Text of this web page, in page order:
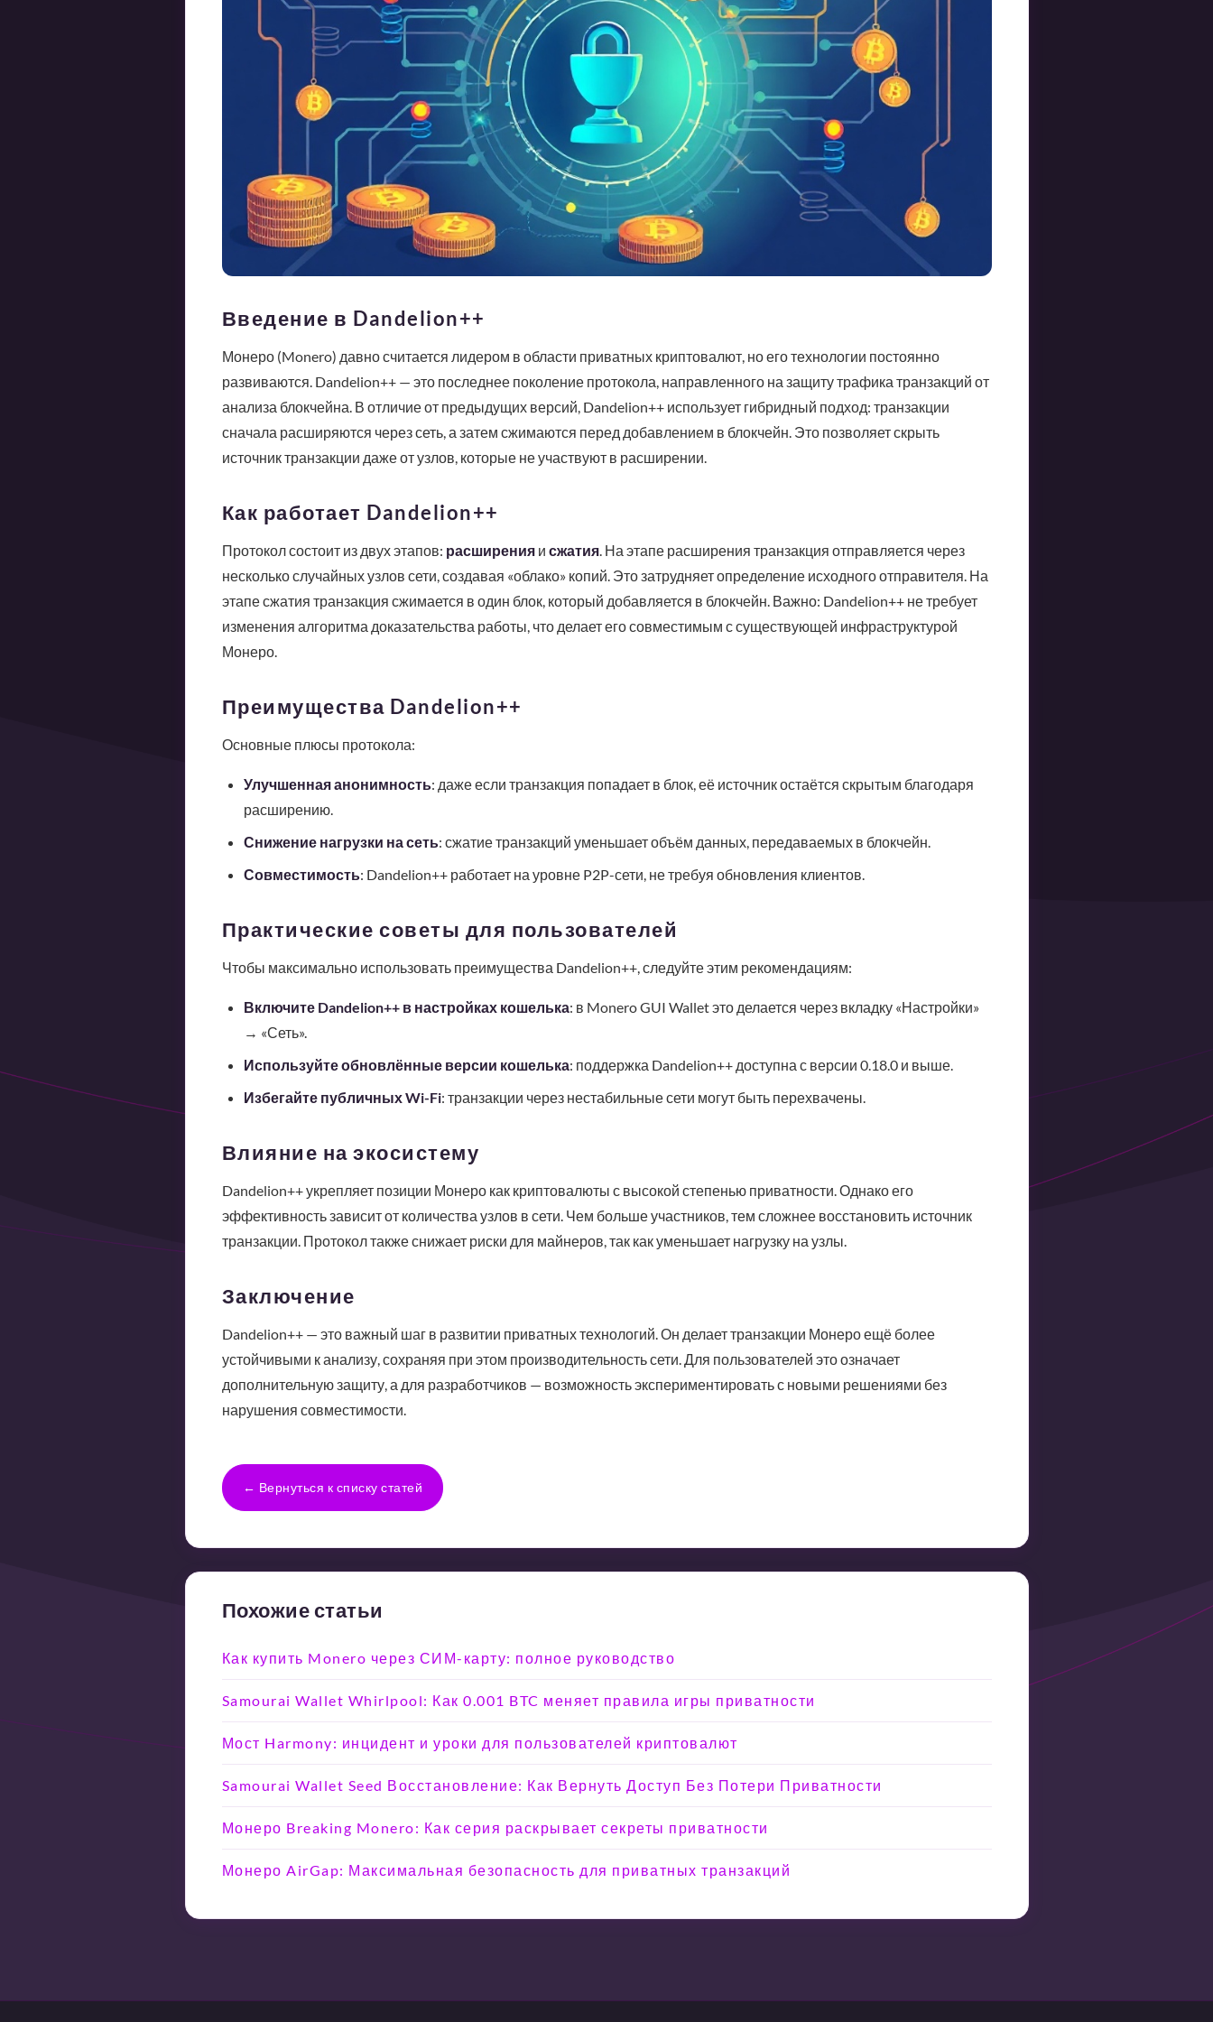
Введение в Dandelion++
Монеро (Monero) давно считается лидером в области приватных криптовалют, но его технологии постоянно
развиваются. Dandelion++ — это последнее поколение протокола, направленного на защиту трафика транзакций от
анализа блокчейна. В отличие от предыдущих версий, Dandelion++ использует гибридный подход: транзакции
сначала расширяются через сеть, а затем сжимаются перед добавлением в блокчейн. Это позволяет скрыть
источник транзакции даже от узлов, которые не участвуют в расширении.
Как работает Dandelion++
Протокол состоит из двух этапов: расширенияи сжатия. На этапе расширения транзакция отправляется через
несколько случайных узлов сети, создавая «облако» копий. Это затрудняет определение исходного отправителя. На
этапе сжатия транзакция сжимается в один блок, который добавляется в блокчейн. Важно: Dandelion++ не требует
изменения алгоритма доказательства работы, что делает его совместимым с существующей инфраструктурой
Монеро.
Преимущества Dandelion++
Основные плюсы протокола:
Улучшенная анонимность: даже если транзакция попадает в блок, её источник остаётся скрытым благодаря
расширению.
Снижение нагрузки на сеть: сжатие транзакций уменьшает объём данных, передаваемых в блокчейн.
Совместимость: Dandelion++ работает на уровне P2P-сети, не требуя обновления клиентов.
Практические советы для пользователей
Чтобы максимально использовать преимущества Dandelion++, следуйте этим рекомендациям:
Включите Dandelion++ в настройках кошелька: в Monero GUI Wallet это делается через вкладку «Настройки»
→ «Сеть».
Используйте обновлённые версии кошелька: поддержка Dandelion++ доступна с версии 0.18.0 и выше.
Избегайте публичных Wi-Fi: транзакции через нестабильные сети могут быть перехвачены.
Влияние на экосистему
Dandelion++ укрепляет позиции Монеро как криптовалюты с высокой степенью приватности. Однако его
эффективность зависит от количества узлов в сети. Чем больше участников, тем сложнее восстановить источник
транзакции. Протокол также снижает риски для майнеров, так как уменьшает нагрузку на узлы.
Заключение
Dandelion++ — это важный шаг в развитии приватных технологий. Он делает транзакции Монеро ещё более
устойчивыми к анализу, сохраняя при этом производительность сети. Для пользователей это означает
дополнительную защиту, а для разработчиков — возможность экспериментировать с новыми решениями без
нарушения совместимости.
← Вернуться к списку статей
Похожие статьи
Как купить Monero через СИМ-карту: полное руководство
Samourai Wallet Whirlpool: Как 0.001 BTC меняет правила игры приватности
Мост Harmony: инцидент и уроки для пользователей криптовалют
Samourai Wallet Seed Восстановление: Как Вернуть Доступ Без Потери Приватности
Монеро Breaking Monero: Как серия раскрывает секреты приватности
Монеро AirGap: Максимальная безопасность для приватных транзакций